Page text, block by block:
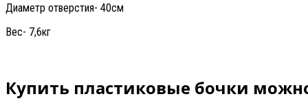
Диаметр отверстия- 40см
Вес- 7,6кг
Купить пластиковые бочки